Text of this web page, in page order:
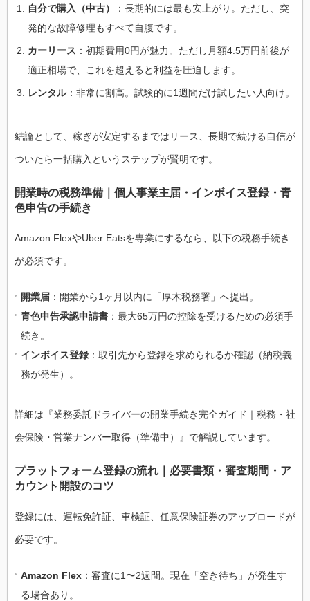
自分で購入（中古）
：長期的には最も安上がり。ただし、突
発的な故障修理もすべて自腹です。
カーリース ：初期費用0円が魅力。ただし月額4.5万円前後が
適正相場で、これを超えると利益を圧迫します。
レンタル：非常に割高。試験的に1週間だけ試したい人向け。
結論として、稼ぎが安定するまではリース、長期で続ける自信が
ついたら一括購入というステップが賢明です。
開業時の税務準備｜個人事業主届・インボイス登録・青
色申告の手続き
Amazon FlexやUber Eatsを専業にするなら、以下の税務手続き
が必須です。
開業届 ：開業から1ヶ月以内に「厚木税務署」へ提出。
青色申告承認申請書 ：最大65万円の控除を受けるための必須手
続き。
インボイス登録 ：取引先から登録を求められるか確認（納税義
務が発生）。
詳細は『業務委託ドライバーの開業手続き完全ガイド｜税務・社
会保険・営業ナンバー取得（準備中）』で解説しています。
プラットフォーム登録の流れ｜必要書類・審査期間・ア
カウント開設のコツ
登録には、運転免許証、車検証、任意保険証券のアップロードが
必要です。
Amazon Flex ：審査に1〜2週間。現在「空き待ち」が発生す
る場合あり。